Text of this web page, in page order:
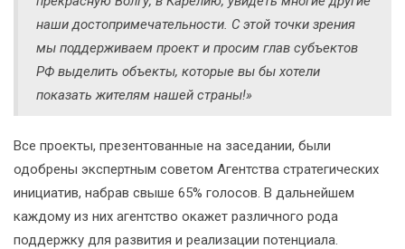
наши достопримечательности. С этой точки зрения
мы поддерживаем проект и просим глав субъектов
РФ выделить объекты, которые вы бы хотели
показать жителям нашей страны!»
Все проекты, презентованные на заседании, были
одобрены экспертным советом Агентства стратегических
инициатив, набрав свыше 65% голосов. В дальнейшем
каждому из них агентство окажет различного рода
поддержку для развития и реализации потенциала.